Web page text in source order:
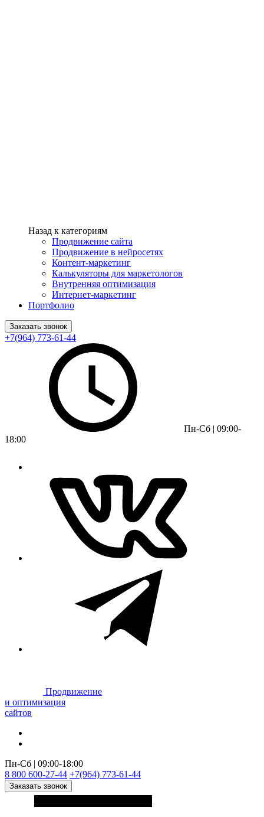
Назад к категориям
Продвижение сайта
Продвижение в нейросетях
Контент-маркетинг
Калькуляторы для маркетологов
Внутренняя оптимизация
Интернет-маркетинг
Портфолио
Заказать звонок
+7(964) 773-61-44
Пн-Сб | 09:00-
18:00
Продвижение
и оптимизация
сайтов
Пн-Сб | 09:00-18:00
8 800 600-27-44 +7(964) 773-61-44
Заказать звонок